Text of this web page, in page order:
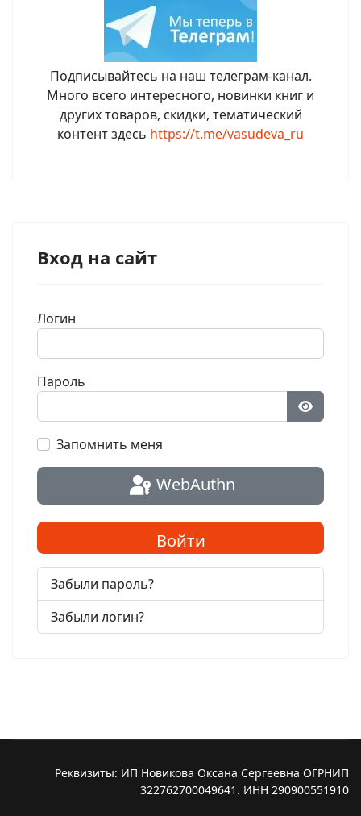
Подписывайтесь на наш телеграм-канал.
Много всего интересного, новинки книг и
других товаров, скидки, тематический
контент здесь https://t.me/vasudeva_ru
Вход на сайт
Логин
Пароль
Запомнить меня
WebAuthn
Войти
Забыли пароль?
Забыли логин?
Реквизиты: ИП Новикова Оксана Сергеевна ОГРНИП
322762700049641. ИНН 290900551910